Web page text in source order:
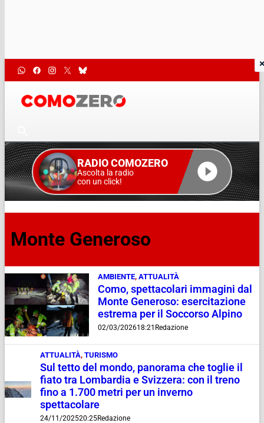
RADIO COMOZERO
Ascolta la radio
con un click!
Monte Generoso
AMBIENTE, ATTUALITÀ
Como, spettacolari immagini dal
Monte Generoso: esercitazione
estrema per il Soccorso Alpino
02/03/202618:21 Redazione
ATTUALITÀ, TURISMO
Sul tetto del mondo, panorama che toglie il
fiato tra Lombardia e Svizzera: con il treno
fino a 1.700 metri per un inverno
spettacolare
24/11/202520:25Redazione